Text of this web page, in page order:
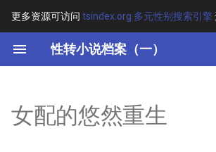
更多资源可访问 tsindex.org 多元性别搜索引擎
性转小说档案（一）
键
开
其他信息 [Processed Page
女配的悠然重生